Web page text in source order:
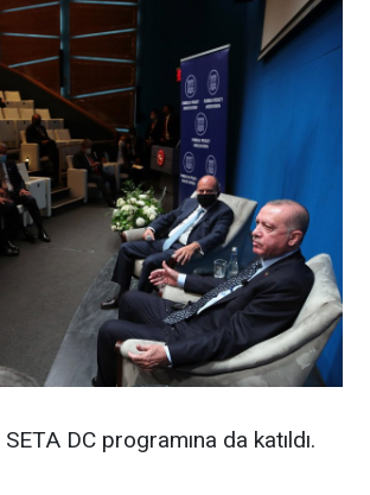
DC programına da katıldı.